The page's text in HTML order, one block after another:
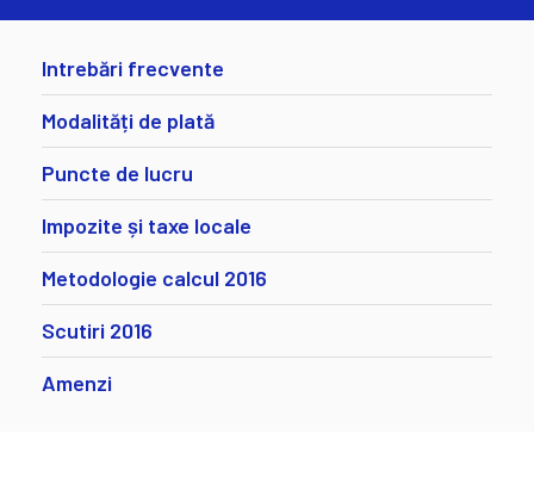
Intrebări frecvente
Modalități de plată
Puncte de lucru
Impozite și taxe locale
Metodologie calcul 2016
Scutiri 2016
Amenzi